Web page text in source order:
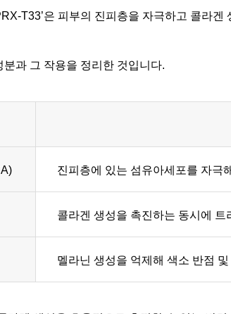
T33’은 피부의 진피층을 자극하고 콜라
과 그 작용을 정리한 것입니다.
진피층에 있는 섬유아세포를 자극
콜라겐 생성을 촉진하는 동시에
멜라닌 생성을 억제해 색소 반점